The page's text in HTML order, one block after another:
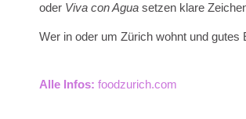
oder Viva con Agua setzen klare
Wer in oder um Zürich wohnt und
Alle Infos: foodzurich.com